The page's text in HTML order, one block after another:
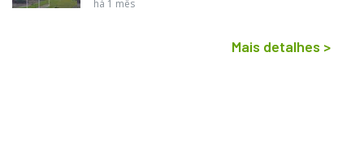
há 1 mês
Mais detalhes >